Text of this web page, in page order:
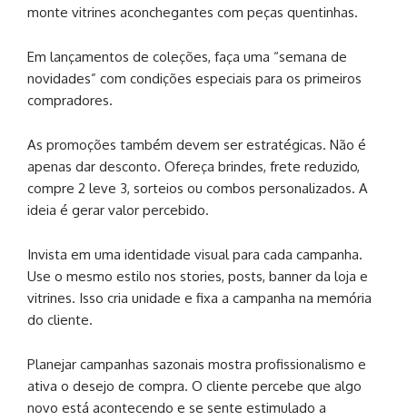
monte vitrines aconchegantes com peças quentinhas.
Em lançamentos de coleções, faça uma “semana de
novidades” com condições especiais para os primeiros
compradores.
As promoções também devem ser estratégicas. Não é
apenas dar desconto. Ofereça brindes, frete reduzido,
compre 2 leve 3, sorteios ou combos personalizados. A
ideia é gerar valor percebido.
Invista em uma identidade visual para cada campanha.
Use o mesmo estilo nos stories, posts, banner da loja e
vitrines. Isso cria unidade e fixa a campanha na memória
do cliente.
Planejar campanhas sazonais mostra profissionalismo e
ativa o desejo de compra. O cliente percebe que algo
novo está acontecendo e se sente estimulado a